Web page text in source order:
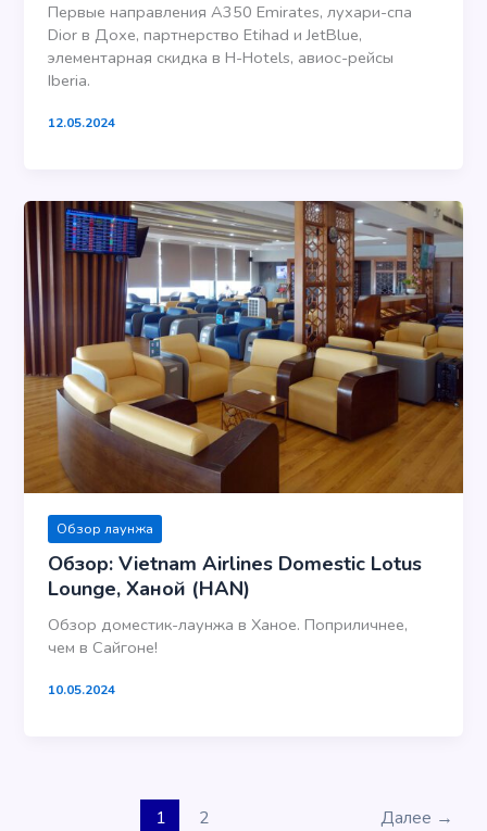
Первые направления A350 Emirates, лухари-спа
Dior в Дохе, партнерство Etihad и JetBlue,
элементарная скидка в H-Hotels, авиос-рейсы
Iberia.
12.05.2024
Обзор лаунжа
Обзор: Vietnam Airlines Domestic Lotus
Lounge, Ханой (HAN)
Обзор доместик-лаунжа в Ханое. Поприличнее,
чем в Сайгоне!
10.05.2024
1 2 Далее →